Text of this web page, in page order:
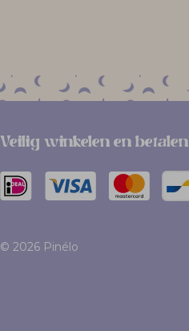
Veilig winkelen en betalen
© 2026 Pinélo